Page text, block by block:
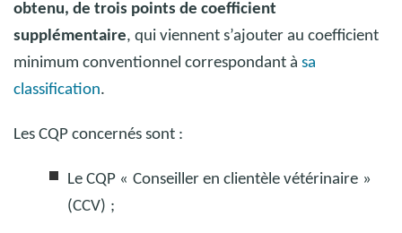
obtenu, de trois points de coefficient
supplémentaire, qui viennent s’ajouter au coefficient
minimum conventionnel correspondant à sa
classification.
Les CQP concernés sont :
Le CQP « Conseiller en clientèle vétérinaire »
(CCV) ;